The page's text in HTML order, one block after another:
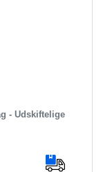
- Udskiftelige